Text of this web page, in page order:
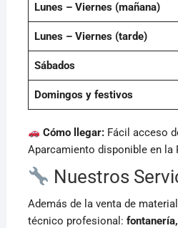
Lunes – Viernes (mañana)
Lunes – Viernes (tarde)
Sábados
Domingos y festivos
Cómo llegar: Fácil acceso
Aparcamiento disponible en la
Nuestros
Además de la venta de
técnico profesional: